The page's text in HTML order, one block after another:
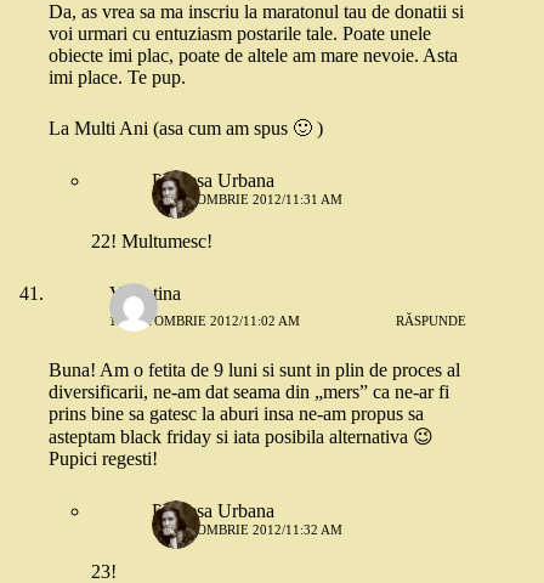
Da, as vrea sa ma inscriu la maratonul tau de donatii si
voi urmari cu entuziasm postarile tale. Poate unele
obiecte imi plac, poate de altele am mare nevoie. Asta
imi place. Te pup.
La Multi Ani (asa cum am spus 🙂 )
Printesa Urbana
18 OCTOMBRIE 2012/11:31 AM
22! Multumesc!
Valentina
18 OCTOMBRIE 2012/11:02 AM RĂSPUNDE
Buna! Am o fetita de 9 luni si sunt in plin de proces al
diversificarii, ne-am dat seama din „mers” ca ne-ar fi
prins bine sa gatesc la aburi insa ne-am propus sa
asteptam black friday si iata posibila alternativa 😉
Pupici regesti!
Printesa Urbana
18 OCTOMBRIE 2012/11:32 AM
23!